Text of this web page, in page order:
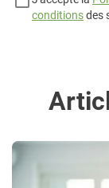
conditionsdes